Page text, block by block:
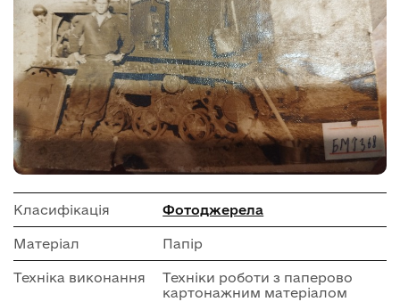
Класифікація Фотоджерела
Матеріал Папір
Техніка виконання
Техніки роботи з паперово
картонажним матеріалом